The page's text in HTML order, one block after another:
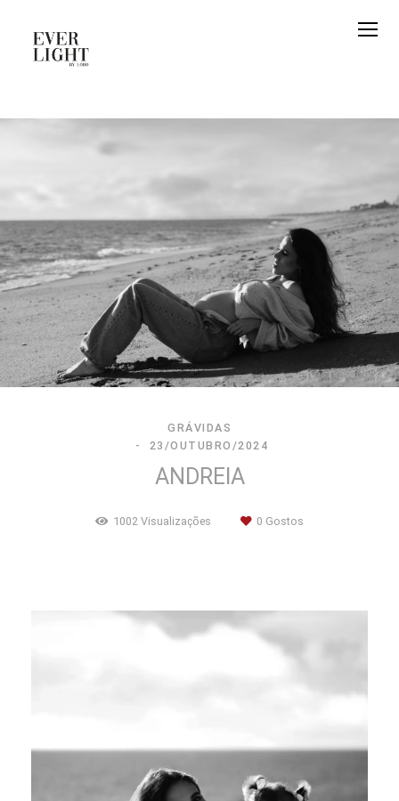
GRÁVIDAS
23/OUTUBRO/2024
ANDREIA
1002 Visualizações 0 Gostos